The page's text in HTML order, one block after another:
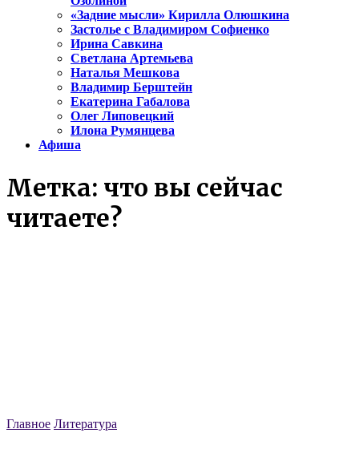
«Задние мысли» Кирилла Олюшкина
Застолье с Владимиром Софиенко
Ирина Савкина
Светлана Артемьева
Наталья Мешкова
Владимир Берштейн
Екатерина Габалова
Олег Липовецкий
Илона Румянцева
Афиша
Метка: что вы сейчас
читаете?
Главное Литература